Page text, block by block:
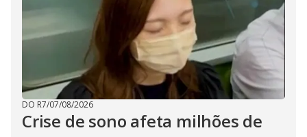
DO R7/07/08/2026
Crise de sono afeta milhões de